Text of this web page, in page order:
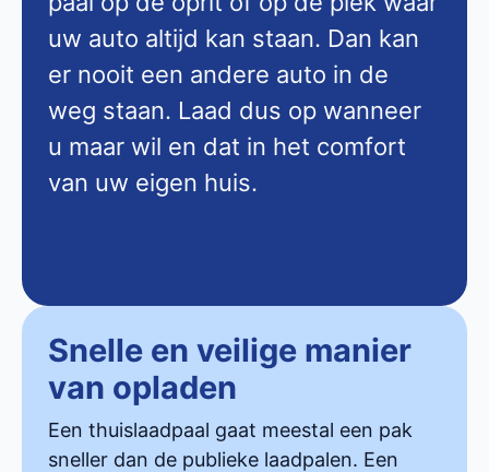
uw auto altijd kan staan. Dan kan
er nooit een andere auto in de
weg staan. Laad dus op wanneer
u maar wil en dat in het comfort
van uw eigen huis.
Snelle en veilige manier
van opladen
Een thuislaadpaal gaat meestal een pak
sneller dan de publieke laadpalen. Een